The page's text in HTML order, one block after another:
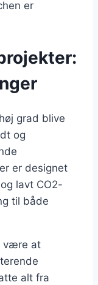
er
grad blive
og
er designet
lavt CO2-
til både
være at
alt fra